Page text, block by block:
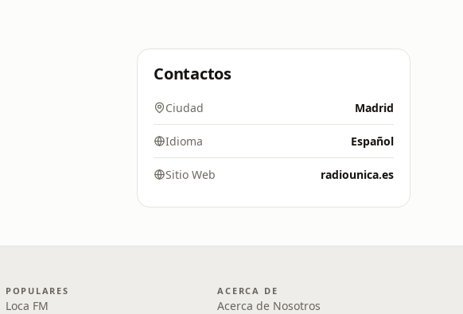
Contactos
Ciudad Madrid
Idioma Español
Sitio Web radiounica.es
POPULARES
Loca FM
ACERCA DE
Acerca de Nosotros